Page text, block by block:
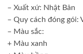
– Xuất xứ: Nhật Bản
– Quy cách đóng gói:
– Màu sắc:
+ Màu xanh